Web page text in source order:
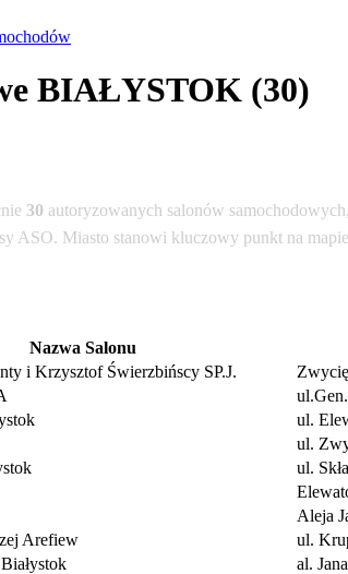
BIAŁYSTOK (30)
30 autoryzowanych salonów
ASO. Miasto stanowi kluczowy punkt na
Nazwa Salonu
i Krzysztof Świerzbińscy SP.J.
ul.
ul.
ul.
Aleja
Arefiew
ul.
al.